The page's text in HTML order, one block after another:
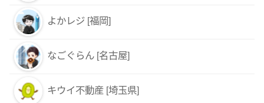
よかレジ [福岡]
なごぐらん [名古屋]
キウイ不動産 [埼玉県]